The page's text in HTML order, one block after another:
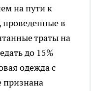
на пути к
в
траты на
до 15%
одежда с
признана